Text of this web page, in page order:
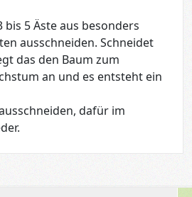
bis 5 Äste aus besonders
ausschneiden. Schneidet
das den Baum zum
an und es entsteht ein
dafür im